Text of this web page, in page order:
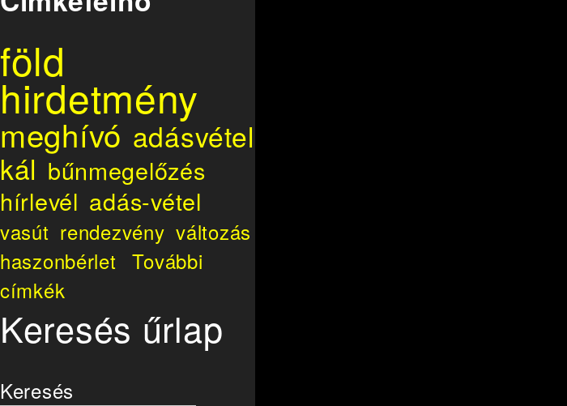
föld
hirdetmény
meghívó adásvétel
kál bűnmegelőzés
hírlevél adás-vétel
vasút rendezvény változás
haszonbérlet
További
címkék
Keresés űrlap
Keresés